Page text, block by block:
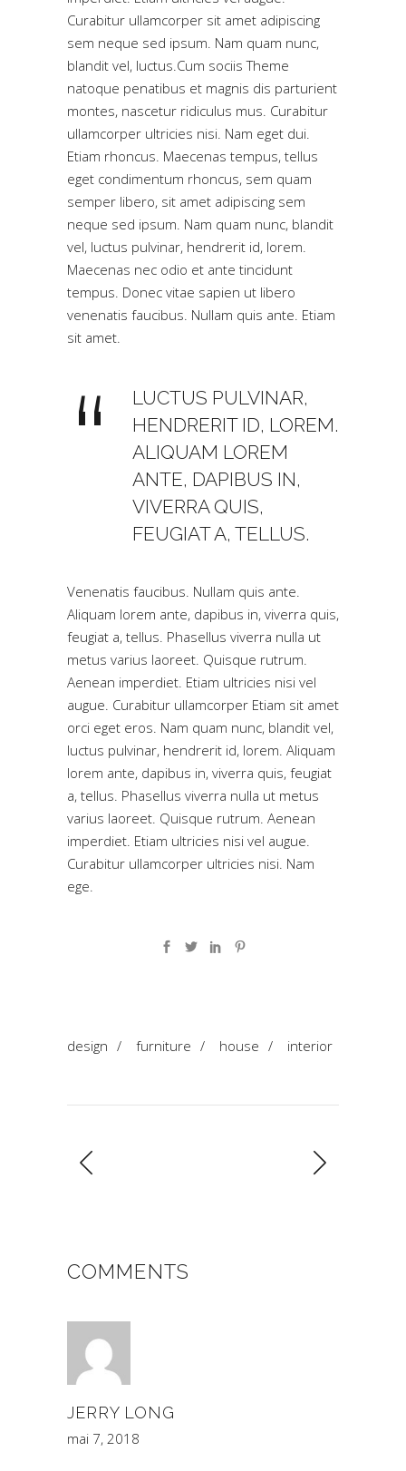
Curabitur ullamcorper sit amet adipiscing
sem neque sed ipsum. Nam quam nunc,
blandit vel, luctus.Cum sociis Theme
natoque penatibus et magnis dis parturient
montes, nascetur ridiculus mus. Curabitur
ullamcorper ultricies nisi. Nam eget dui.
Etiam rhoncus. Maecenas tempus, tellus
eget condimentum rhoncus, sem quam
semper libero, sit amet adipiscing sem
neque sed ipsum. Nam quam nunc, blandit
vel, luctus pulvinar, hendrerit id, lorem.
Maecenas nec odio et ante tincidunt
tempus. Donec vitae sapien ut libero
venenatis faucibus. Nullam quis ante. Etiam
sit amet.
LUCTUS PULVINAR,
HENDRERIT ID, LOREM.
ALIQUAM LOREM
ANTE, DAPIBUS IN,
VIVERRA QUIS,
FEUGIAT A, TELLUS.
Venenatis faucibus. Nullam quis ante.
Aliquam lorem ante, dapibus in, viverra quis,
feugiat a, tellus. Phasellus viverra nulla ut
metus varius laoreet. Quisque rutrum.
Aenean imperdiet. Etiam ultricies nisi vel
augue. Curabitur ullamcorper Etiam sit amet
orci eget eros. Nam quam nunc, blandit vel,
luctus pulvinar, hendrerit id, lorem. Aliquam
lorem ante, dapibus in, viverra quis, feugiat
a, tellus. Phasellus viverra nulla ut metus
varius laoreet. Quisque rutrum. Aenean
imperdiet. Etiam ultricies nisi vel augue.
Curabitur ullamcorper ultricies nisi. Nam
ege.
design / furniture / house / interior
COMMENTS
JERRY LONG
mai 7, 2018